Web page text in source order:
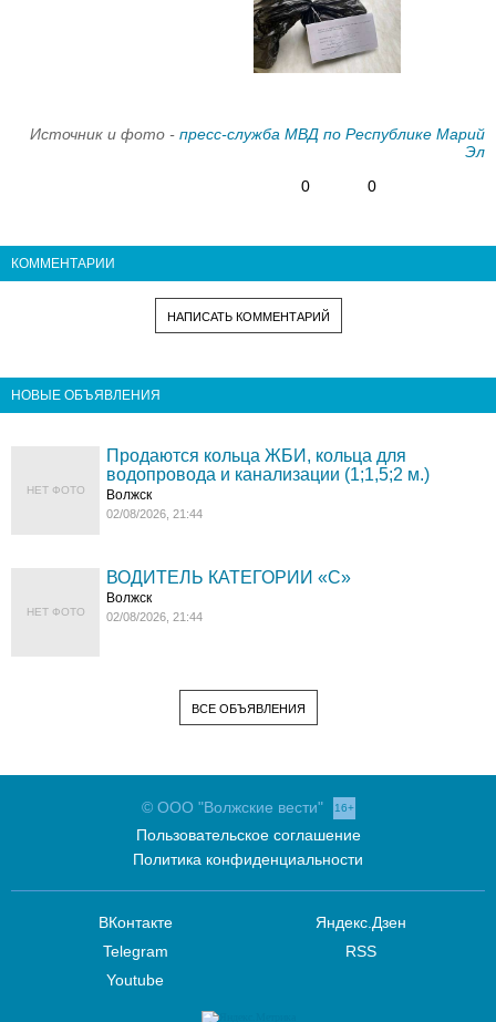
Источник и фото - пресс-служба МВД по Республике Марий
Эл
0
0
КОММЕНТАРИИ
НАПИСАТЬ КОММЕНТАРИЙ
НОВЫЕ ОБЪЯВЛЕНИЯ
НЕТ ФОТО
Продаются кольца ЖБИ, кольца для
водопровода и канализации (1;1,5;2 м.)
Волжск
02/08/2026, 21:44
НЕТ ФОТО
ВОДИТЕЛЬ КАТЕГОРИИ «C»
Волжск
02/08/2026, 21:44
ВСЕ ОБЪЯВЛЕНИЯ
© ООО "Волжские вести" 16+
Пользовательское соглашение
Политика конфиденциальности
ВКонтакте
Telegram
Youtube
Яндекс.Дзен
RSS